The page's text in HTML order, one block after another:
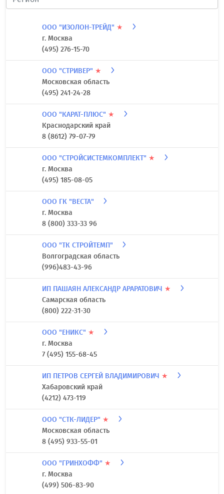
ООО "ИЗОЛОН-ТРЕЙД" ★
г. Москва
(495) 276-15-70
ООО "СТРИВЕР" ★
Московская область
(495) 241-24-28
ООО "КАРАТ-ПЛЮС" ★
Краснодарский край
8 (8612) 79-07-79
ООО "СТРОЙСИСТЕМКОМПЛЕКТ" ★
г. Москва
(495) 185-08-05
ООО ГК "ВЕСТА"
г. Москва
8 (800) 333-33 96
ООО "ТК СТРОЙТЕМП"
Волгоградская область
(996)483-43-96
ИП ПАШАЯН АЛЕКСАНДР АРАРАТОВИЧ ★
Самарская область
(800) 222-31-30
ООО "ЕНИКС" ★
г. Москва
7 (495) 155-68-45
ИП ПЕТРОВ СЕРГЕЙ ВЛАДИМИРОВИЧ ★
Хабаровский край
(4212) 473-119
ООО "СТК-ЛИДЕР" ★
Московская область
8 (495) 933-55-01
ООО "ГРИНХОФФ" ★
г. Москва
(499) 506-83-90